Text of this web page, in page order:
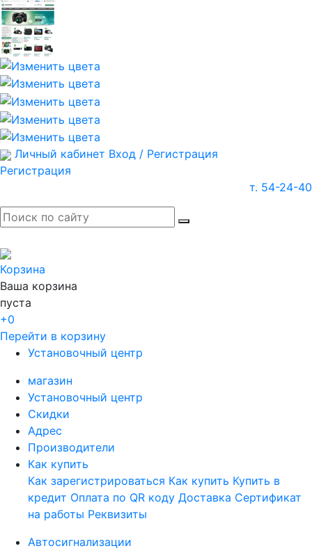
Личный кабинет Вход / Регистрация
Регистрация
т. 54-24-40
Корзина
Ваша корзина
пуста
+0
Перейти в корзину
Установочный центр
магазин
Установочный центр
Скидки
Адрес
Производители
Как купить
Как зарегистрироваться Как купить Купить в
кредит Оплата по QR коду Доставка Сертификат
на работы Реквизиты
Автосигнализации